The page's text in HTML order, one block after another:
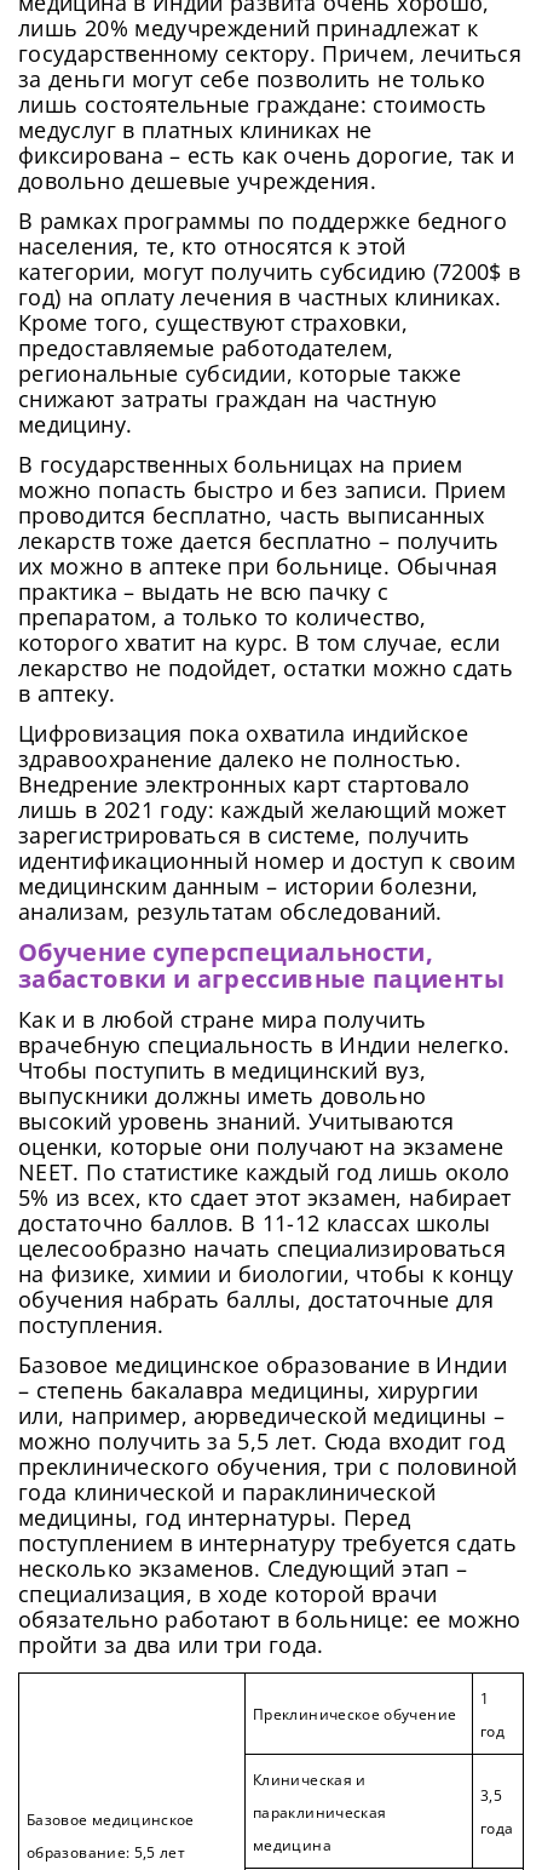
лишь 20% медучреждений принадлежат к
государственному сектору. Причем, лечиться
за деньги могут себе позволить не только
лишь состоятельные граждане: стоимость
медуслуг в платных клиниках не
фиксирована – есть как очень дорогие, так и
довольно дешевые учреждения.
В рамках программы по поддержке бедного
населения, те, кто относятся к этой
категории, могут получить субсидию (7200$ в
год) на оплату лечения в частных клиниках.
Кроме того, существуют страховки,
предоставляемые работодателем,
региональные субсидии, которые также
снижают затраты граждан на частную
медицину.
В государственных больницах на прием
можно попасть быстро и без записи. Прием
проводится бесплатно, часть выписанных
лекарств тоже дается бесплатно – получить
их можно в аптеке при больнице. Обычная
практика – выдать не всю пачку с
препаратом, а только то количество,
которого хватит на курс. В том случае, если
лекарство не подойдет, остатки можно сдать
в аптеку.
Цифровизация пока охватила индийское
здравоохранение далеко не полностью.
Внедрение электронных карт стартовало
лишь в 2021 году: каждый желающий может
зарегистрироваться в системе, получить
идентификационный номер и доступ к своим
медицинским данным – истории болезни,
анализам, результатам обследований.
Обучение суперспециальности,
забастовки и агрессивные пациенты
Как и в любой стране мира получить
врачебную специальность в Индии нелегко.
Чтобы поступить в медицинский вуз,
выпускники должны иметь довольно
высокий уровень знаний. Учитываются
оценки, которые они получают на экзамене
NEET. По статистике каждый год лишь около
5% из всех, кто сдает этот экзамен, набирает
достаточно баллов. В 11-12 классах школы
целесообразно начать специализироваться
на физике, химии и биологии, чтобы к концу
обучения набрать баллы, достаточные для
поступления.
Базовое медицинское образование в Индии
– степень бакалавра медицины, хирургии
или, например, аюрведической медицины –
можно получить за 5,5 лет. Сюда входит год
преклинического обучения, три с половиной
года клинической и параклинической
медицины, год интернатуры. Перед
поступлением в интернатуру требуется сдать
несколько экзаменов. Следующий этап –
специализация, в ходе которой врачи
обязательно работают в больнице: ее можно
пройти за два или три года.
Базовое медицинское
образование: 5,5 лет
Преклиническое обучение
1
год
Клиническая и
параклиническая
медицина
3,5
года